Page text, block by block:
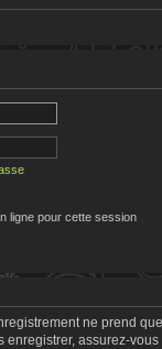
ligne pour cette session
ne prend
assurez-